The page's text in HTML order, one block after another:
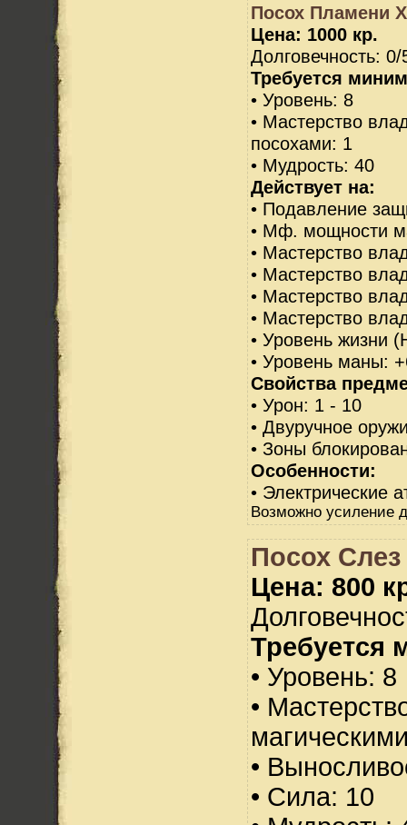
Посох Пламени
Цена: 1000 кр.
Долговечность: 0/
Требуется
• Уровень: 8
• Мастерство
посохами: 1
• Мудрость: 40
Действует на:
• Подавление
• Мф. мощности
• Мастерство
• Мастерство
• Мастерство
• Мастерство
• Уровень жизни
• Уровень маны:
Свойства
• Урон: 1 - 10
• Двуручное
• Зоны
Особенности:
• Электрические
Возможно усиление
Посох Слез
Цена: 800
Требуется
• Уровень: 8
•
•
• Сила: 10